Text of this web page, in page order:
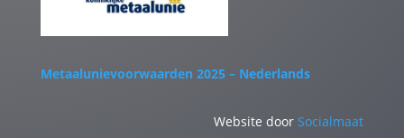
Metaalunievoorwaarden 2025 – Nederlands
Website door Socialmaat